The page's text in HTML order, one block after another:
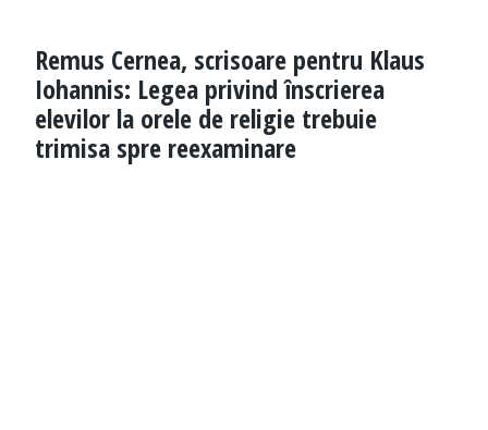
Remus Cernea, scrisoare pentru Klaus
Iohannis: Legea privind înscrierea
elevilor la orele de religie trebuie
trimisa spre reexaminare